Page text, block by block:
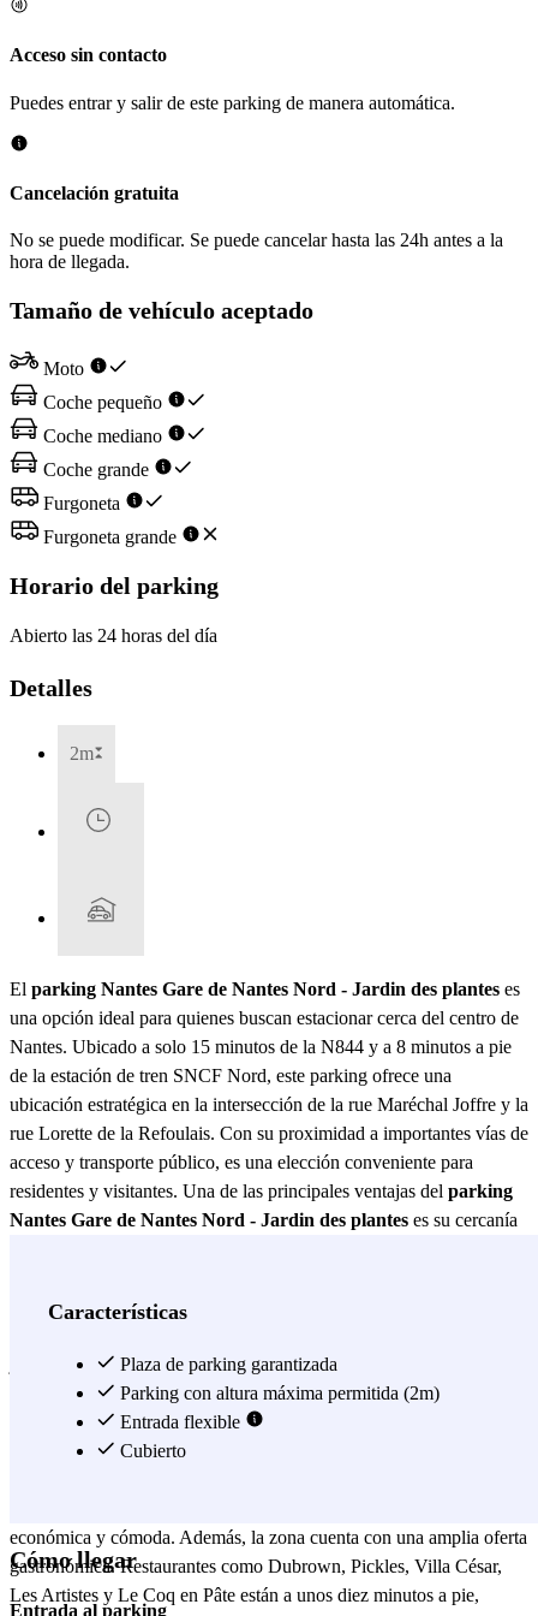
Acceso sin contacto
Puedes entrar y salir de este parking de manera automática.
Cancelación gratuita
No se puede modificar. Se puede cancelar hasta las 24h antes a la
hora de llegada.
Tamaño de vehículo aceptado
Moto
Coche pequeño
Coche mediano
Coche grande
Furgoneta
Furgoneta grande
Horario del parking
Abierto las 24 horas del día
Detalles
2m
El parking Nantes Gare de Nantes Nord - Jardin des plantes es
una opción ideal para quienes buscan estacionar cerca del centro de
Nantes. Ubicado a solo 15 minutos de la N844 y a 8 minutos a pie
de la estación de tren SNCF Nord, este parking ofrece una
ubicación estratégica en la intersección de la rue Maréchal Joffre y la
rue Lorette de la Refoulais. Con su proximidad a importantes vías de
acceso y transporte público, es una elección conveniente para
residentes y visitantes. Una de las principales ventajas del parking
Nantes Gare de Nantes Nord - Jardin des plantes es su cercanía
cuenta con dos invernaderos y más de 10,000 especies vivas en sus
japonés de rocas y cascadas, ofrece un espacio zen y tranquilo para
relajarse. Ambos lugares son perfectos para una escapada natural sin
alejarse demasiado del centro urbano. El
Nantes Nord - Jardin des plantes
económica y cómoda. Además, la zona cuenta con una amplia oferta
gastronómica. Restaurantes como Dubrown, Pickles, Villa César,
Les Artistes y Le Coq en Pâte están a unos diez minutos a pie,
Características
Plaza de parking garantizada
Parking con altura máxima permitida (2m)
Entrada flexible
Cubierto
Cómo llegar
Entrada al parking